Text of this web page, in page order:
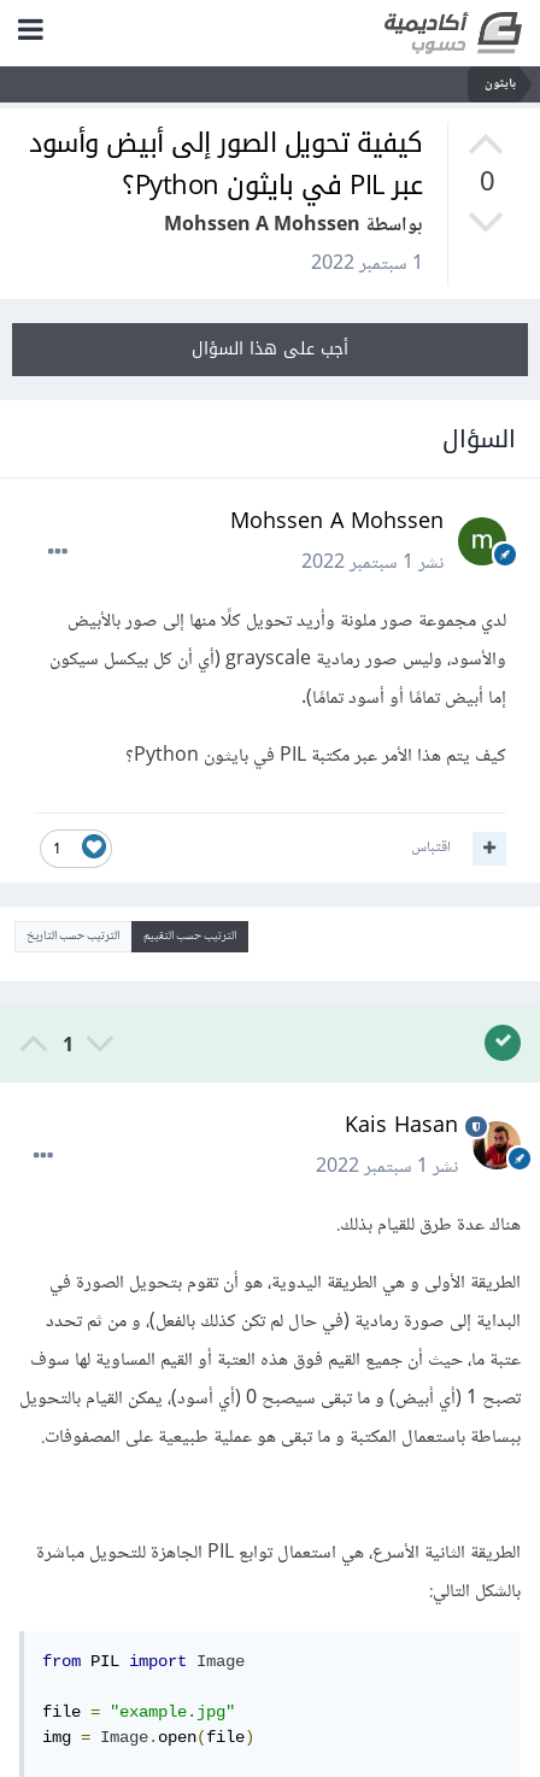
بايثون
0
كيفية تحويل الصور إلى أبيض وأسود
عبر PIL في بايثون Python؟
بواسطة Mohssen A Mohssen
1 سبتمبر 2022
أجب على هذا السؤال
السؤال
Mohssen A Mohssen
نشر1 سبتمبر 2022
لدي مجموعة صور ملونة وأريد تحويل كلًا منها إلى صور بالأبيض
والأسود، وليس صور رمادية grayscale (أي أن كل بيكسل سيكون
إما أبيض تمامًا أو أسود تمامًا).
كيف يتم هذا الأمر عبر مكتبة PIL في بايثون Python؟
1 اقتباس
الترتيب حسب التقييم الترتيب حسب التاريخ
1
Kais Hasan
نشر1 سبتمبر 2022
هناك عدة طرق للقيام بذلك.
الطريقة الأولى و هي الطريقة اليدوية، هو أن تقوم بتحويل الصورة في
البداية إلى صورة رمادية (في حال لم تكن كذلك بالفعل)، و من ثم تحدد
عتبة ما، حيث أن جميع القيم فوق هذه العتبة أو القيم المساوية لها سوف
تصبح 1 (أي أبيض) و ما تبقى سيصبح 0 (أي أسود)، يمكن القيام بالتحويل
ببساطة باستعمال المكتبة و ما تبقى هو عملية طبيعية على المصفوفات.
الطريقة الثانية الأسرع، هي استعمال توابع PIL الجاهزة للتحويل مباشرة
بالشكل التالي:
from PIL import Image
file =
"example.jpg"
img = Image.open(file)